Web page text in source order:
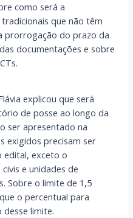
como será a
que não têm
prorrogação do prazo da
documentações e sobre
explicou que será
de posse ao longo da
ser apresentado na
exigidos precisam ser
edital, exceto o
e unidades de
Sobre o limite de 1,5
o percentual para
limite.